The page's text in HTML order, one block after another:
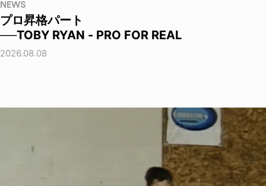
NEWS
プロ昇格パート
──TOBY RYAN - PRO FOR REAL
2026.08.08